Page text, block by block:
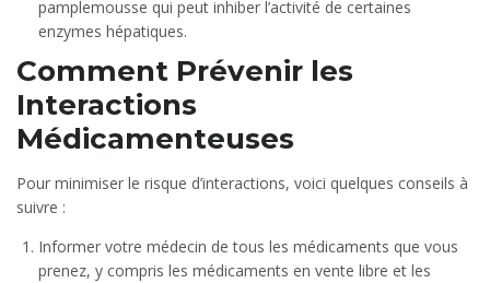
pamplemousse qui peut inhiber l’activité de certaines
enzymes hépatiques.
Comment Prévenir les
Interactions
Médicamenteuses
Pour minimiser le risque d’interactions, voici quelques conseils à
suivre :
Informer votre médecin de tous les médicaments que vous
prenez, y compris les médicaments en vente libre et les